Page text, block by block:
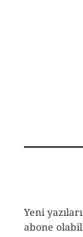
Yeni
abone